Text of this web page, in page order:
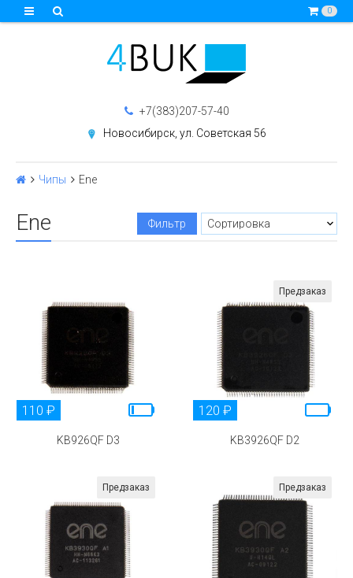
0
+7(383)207-57-40
Новосибирск, ул. Советская 56
Чипы Ene
Ene Фильтр
110 ₽
KB926QF D3
Предзаказ
120 ₽
KB3926QF D2
Предзаказ Предзаказ